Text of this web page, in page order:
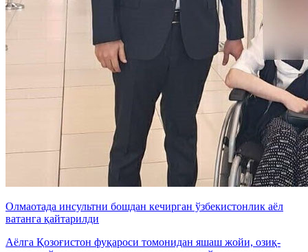
Олмаотада инсультни бошдан кечирган ўзбекистонлик аёл
ватанга қайтарилди
Аёлга Қозоғистон фуқароси томонидан яшаш жойи, озиқ-